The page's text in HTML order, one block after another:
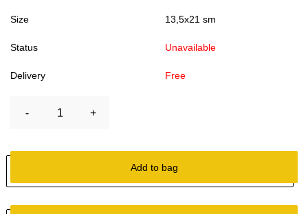
Size 13,5x21 sm
Status Unavailable
Delivery Free
- 1 +
Add to bag